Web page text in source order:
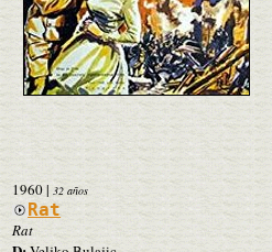
1960| 32 años
Rat
Rat